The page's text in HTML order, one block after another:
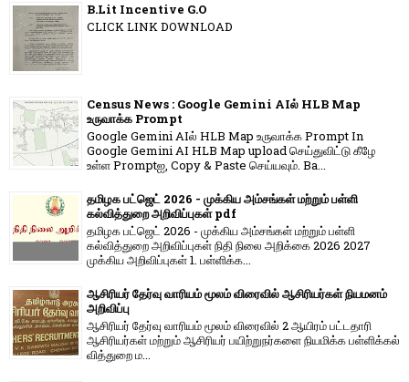
B.Lit Incentive G.O
CLICK LINK DOWNLOAD
Census News : Google Gemini AIல் HLB Map
உருவாக்க Prompt
Google Gemini AIல் HLB Map உருவாக்க Prompt In
Google Gemini AI HLB Map upload செய்துவிட்டு கீழே
உள்ள Promptஐ, Copy & Paste செய்யவும். Ba...
தமிழக பட்ஜெட் 2026 - முக்கிய அம்சங்கள் மற்றும் பள்ளி
கல்வித்துறை அறிவிப்புகள் pdf
தமிழக பட்ஜெட் 2026 - முக்கிய அம்சங்கள் மற்றும் பள்ளி
கல்வித்துறை அறிவிப்புகள் நிதி நிலை அறிக்கை 2026 2027
முக்கிய அறிவிப்புகள் 1. பள்ளிக்க...
ஆசிரியர் தேர்வு வாரியம் மூலம் விரைவில் ஆசிரியர்கள் நியமனம்
அறிவிப்பு
ஆசிரியர் தேர்வு வாரி​யம் மூலம் விரை​வில் 2 ஆயிரம் பட்​ட​தாரி
ஆசிரியர்​கள் மற்​றும் ஆசிரியர் பயிற்றுநர்​களை நியமிக்க பள்​ளிக்​கல்​
வித்​துறை ம...